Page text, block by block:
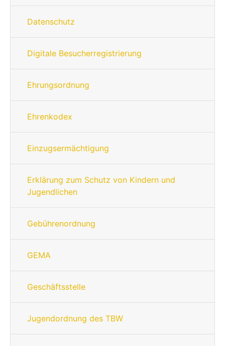
Datenschutz
Digitale Besucherregistrierung
Ehrungsordnung
Ehrenkodex
Einzugsermächtigung
Erklärung zum Schutz von Kindern und
Jugendlichen
Gebührenordnung
GEMA
Geschäftsstelle
Jugendordnung des TBW